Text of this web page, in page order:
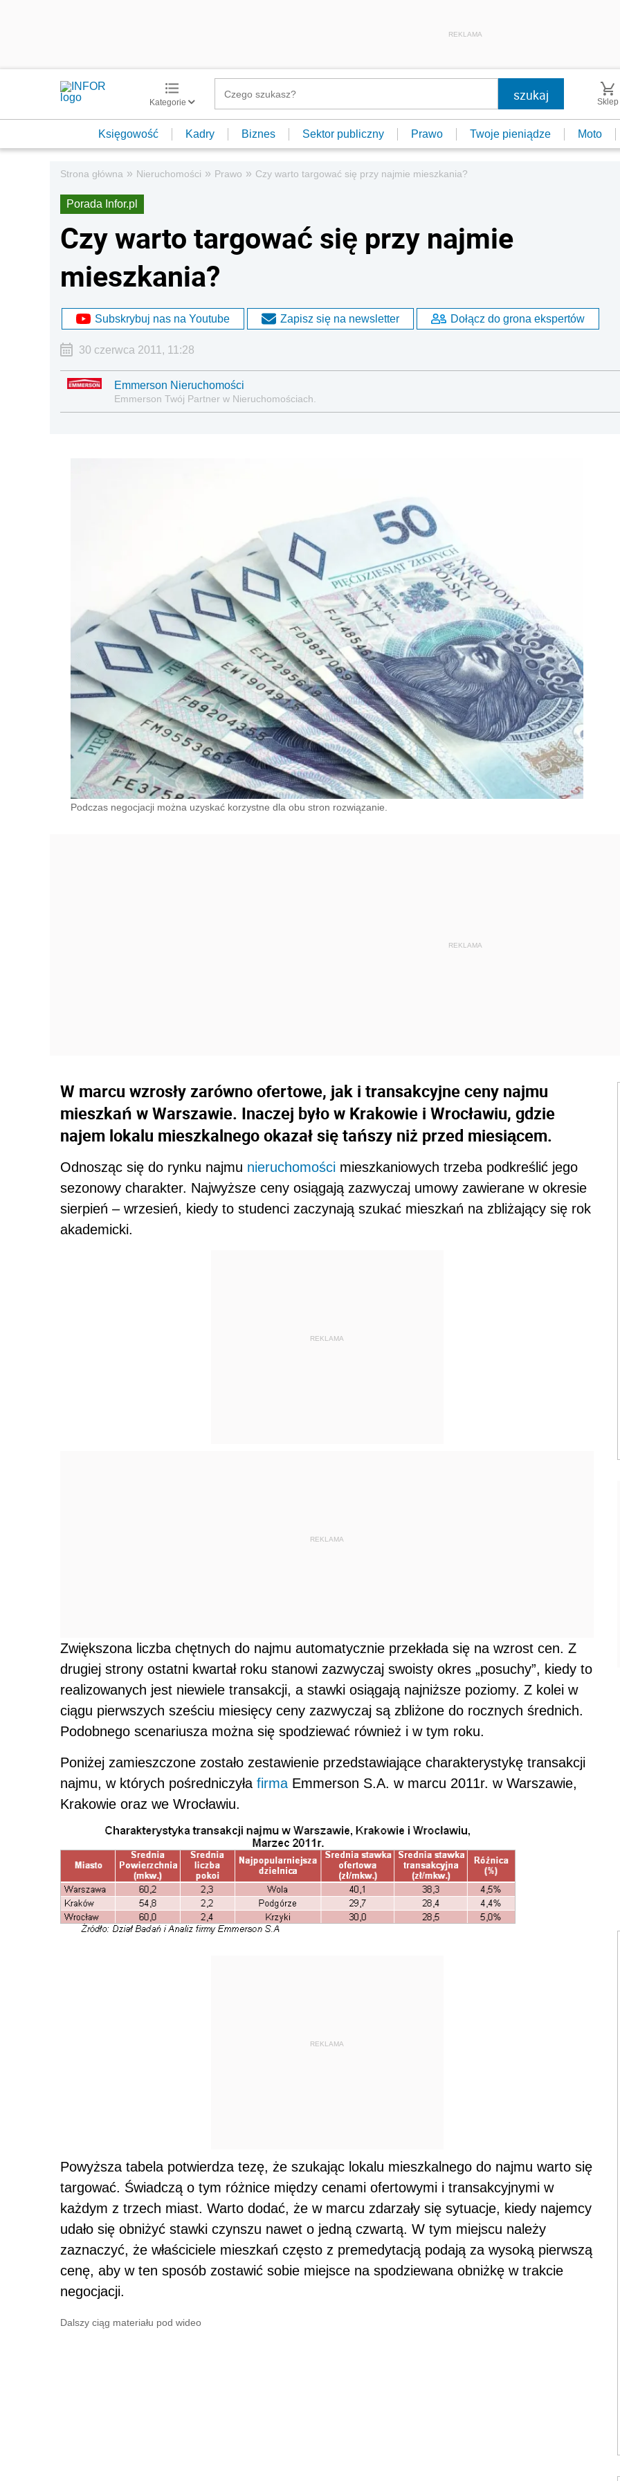
REKLAMA
Kategorie Sklep
Księgowość Kadry Biznes Sektor publiczny Prawo Twoje pieniądze Moto
Strona główna » Nieruchomości » Prawo » Czy warto targować się przy najmie mieszkania?
Porada Infor.pl
Czy warto targować się przy najmie
mieszkania?
Subskrybuj nas na Youtube Zapisz się na newsletter Dołącz do grona ekspertów
30 czerwca 2011, 11:28
Emmerson Nieruchomości
Emmerson Twój Partner w Nieruchomościach.
Podczas negocjacji można uzyskać korzystne dla obu stron rozwiązanie.
W marcu wzrosły zarówno ofertowe, jak i transakcyjne ceny najmu
mieszkań w Warszawie. Inaczej było w Krakowie i Wrocławiu, gdzie
najem lokalu mieszkalnego okazał się tańszy niż przed miesiącem.
Odnosząc się do rynku najmu nieruchomości mieszkaniowych trzeba podkreślić jego
sezonowy charakter. Najwyższe ceny osiągają zazwyczaj umowy zawierane w okresie
sierpień – wrzesień, kiedy to studenci zaczynają szukać mieszkań na zbliżający się rok
akademicki.
REKLAMA
REKLAMA
Zwiększona liczba chętnych do najmu automatycznie przekłada się na wzrost cen. Z
drugiej strony ostatni kwartał roku stanowi zazwyczaj swoisty okres „posuchy”, kiedy to
realizowanych jest niewiele transakcji, a stawki osiągają najniższe poziomy. Z kolei w
ciągu pierwszych sześciu miesięcy ceny zazwyczaj są zbliżone do rocznych średnich.
Podobnego scenariusza można się spodziewać również i w tym roku.
Poniżej zamieszczone zostało zestawienie przedstawiające charakterystykę transakcji
najmu, w których pośredniczyła firmaEmmerson S.A. w marcu 2011r. w Warszawie,
Krakowie oraz we Wrocławiu.
REKLAMA
Powyższa tabela potwierdza tezę, że szukając lokalu mieszkalnego do najmu warto się
targować. Świadczą o tym różnice między cenami ofertowymi i transakcyjnymi w
każdym z trzech miast. Warto dodać, że w marcu zdarzały się sytuacje, kiedy najemcy
udało się obniżyć stawki czynszu nawet o jedną czwartą. W tym miejscu należy
zaznaczyć, że właściciele mieszkań często z premedytacją podają za wysoką pierwszą
cenę, aby w ten sposób zostawić sobie miejsce na spodziewana obniżkę w trakcie
negocjacji.
Dalszy ciąg materiału pod wideo